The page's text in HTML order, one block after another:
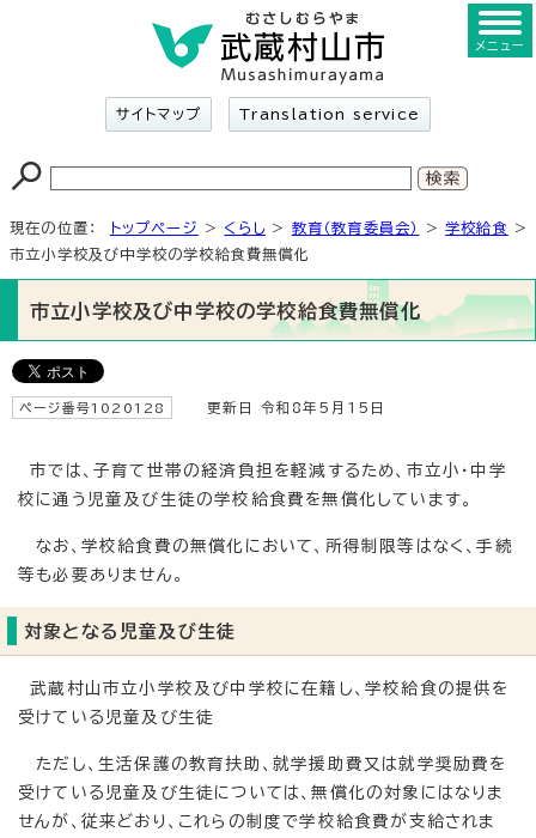
サイトマップ Translation service
メニュー
現在の位置： トップページ > くらし > 教育（教育委員会） >学校給食
>
市立小学校及び中学校の学校給食費無償化
市立小学校及び中学校の学校給食費無償化
ページ番号1020128 更新日 令和8年5月15日
市では、子育て世帯の経済負担を軽減するため、市立小・中学
校に通う児童及び生徒の学校給食費を無償化しています。
なお、学校給食費の無償化において、所得制限等はなく、手続
等も必要ありません。
対象となる児童及び生徒
武蔵村山市立小学校及び中学校に在籍し、学校給食の提供を
受けている児童及び生徒
ただし、生活保護の教育扶助、就学援助費又は就学奨励費を
受けている児童及び生徒については、無償化の対象にはなりま
せんが、従来どおり、これらの制度で学校給食費が支給されま